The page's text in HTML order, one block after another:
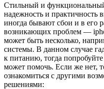
Стильный и
надежность и практичность
иногда бывают сбои и в его
возникающих проблем —
может быть несколько,
системы. В данном случае
к питанию, тогда
может помочь. Если же нет,
ознакомиться с другими
решениями: